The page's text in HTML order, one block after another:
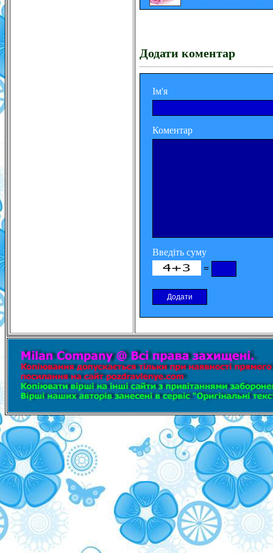
Додати коментар
Ім'я
Коментар
Введіть суму
=